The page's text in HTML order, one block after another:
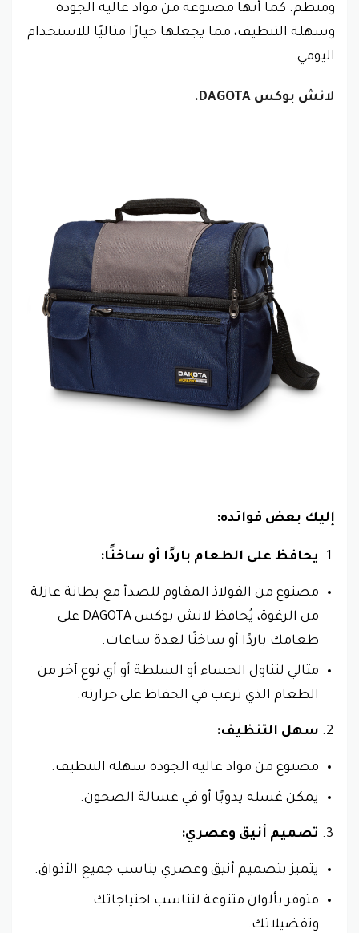
ومنظم. كما أنها مصنوعة من مواد عالية الجودة
وسهلة التنظيف، مما يجعلها خيارًا مثاليًا للاستخدام
اليومي.
لانش بوكس DAGOTA .
إليك بعض فوائده:
يحافظ على الطعام باردًا أو ساخنًا:
مصنوع من الفولاذ المقاوم للصدأ مع بطانة عازلة
من الرغوة، يُحافظ لانش بوكس DAGOTA على
طعامك باردًا أو ساخنًا لعدة ساعات.
مثالي لتناول الحساء أو السلطة أو أي نوع آخر من
الطعام الذي ترغب في الحفاظ على حرارته.
سهل التنظيف:
مصنوع من مواد عالية الجودة سهلة التنظيف.
يمكن غسله يدويًا أو في غسالة الصحون.
تصميم أنيق وعصري:
يتميز بتصميم أنيق وعصري يناسب جميع الأذواق.
متوفر بألوان متنوعة لتناسب احتياجاتك
وتفضيلاتك.